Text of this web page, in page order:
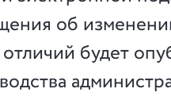
об
будет